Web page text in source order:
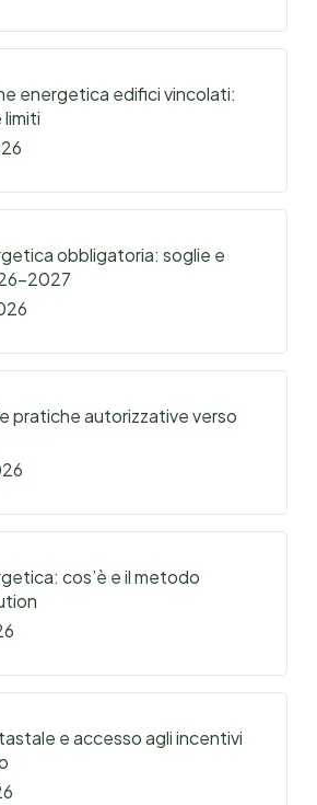
energetica edifici vincolati:
obbligatoria: soglie e
2027
pratiche autorizzative verso
cos’è e il metodo
e accesso agli incentivi